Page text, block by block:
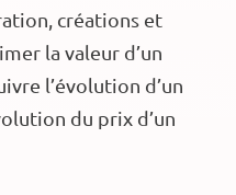
créations et
la valeur d’un
l’évolution d’un
du prix d’un